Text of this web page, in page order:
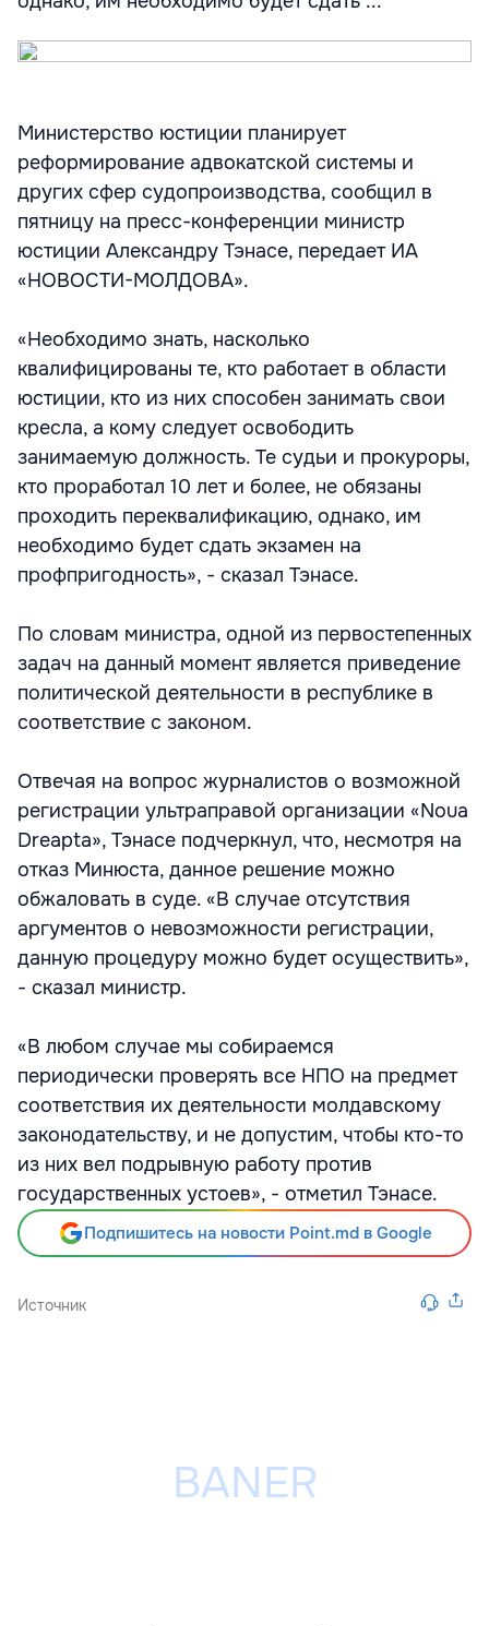
Министерство юстиции планирует
реформирование адвокатской системы и
других сфер судопроизводства, сообщил в
пятницу на пресс-конференции министр
юстиции Александру Тэнасе, передает ИА
«НОВОСТИ-МОЛДОВА».
«Необходимо знать, насколько
квалифицированы те, кто работает в области
юстиции, кто из них способен занимать свои
кресла, а кому следует освободить
занимаемую должность. Те судьи и прокуроры,
кто проработал 10 лет и более, не обязаны
проходить переквалификацию, однако, им
необходимо будет сдать экзамен на
профпригодность», - сказал Тэнасе.
По словам министра, одной из первостепенных
задач на данный момент является приведение
политической деятельности в республике в
соответствие с законом.
Отвечая на вопрос журналистов о возможной
регистрации ультраправой организации «Noua
Dreapta», Тэнасе подчеркнул, что, несмотря на
отказ Минюста, данное решение можно
обжаловать в суде. «В случае отсутствия
аргументов о невозможности регистрации,
данную процедуру можно будет осуществить»,
- сказал министр.
«В любом случае мы собираемся
периодически проверять все НПО на предмет
соответствия их деятельности молдавскому
законодательству, и не допустим, чтобы кто-то
из них вел подрывную работу против
государственных устоев», - отметил Тэнасе.
Подпишитесь на новости Point.md в Google
Источник